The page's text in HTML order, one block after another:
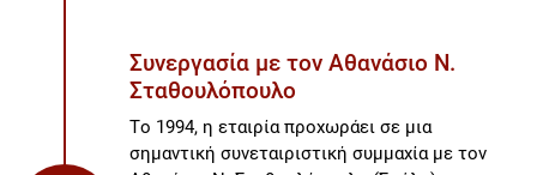
Συνεργασία με τον Αθανάσιο Ν.
Σταθουλόπουλο
Το 1994, η εταιρία προχωράει σε μια
σημαντική συνεταιριστική συμμαχία με τον